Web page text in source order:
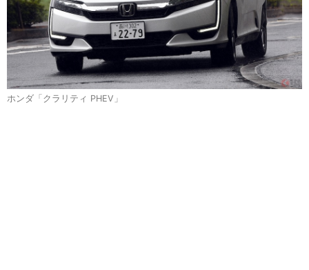
ホンダ「クラリティ PHEV」